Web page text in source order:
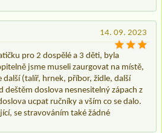
14. 09. 2023
pro 2 dospělé a 3 děti, byla
jsme museli zaurgovat na místě,
další (talíř, hrnek, příbor, židle, další
deštěm doslova nesnesitelný zápach z
ucpat ručníky a vším co se dalo.
se stravováním také žádné